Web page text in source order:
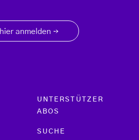
hier anmelden →
UNTERSTÜTZER
ABOS
SUCHE